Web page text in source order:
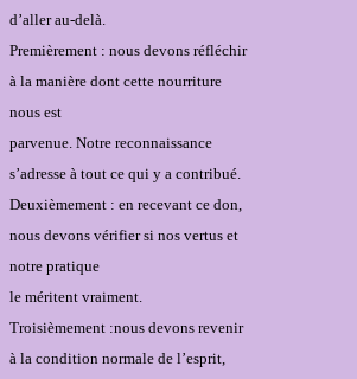
d’aller au-delà.
Premièrement : nous devons réfléchir
à la manière dont cette nourriture
nous est
parvenue. Notre reconnaissance
s’adresse à tout ce qui y a contribué.
Deuxièmement : en recevant ce don,
nous devons vérifier si nos vertus et
notre pratique
le méritent vraiment.
Troisièmement :nous devons revenir
à la condition normale de l’esprit,